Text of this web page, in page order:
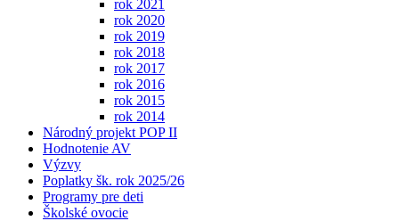
rok 2021
rok 2020
rok 2019
rok 2018
rok 2017
rok 2016
rok 2015
rok 2014
Národný projekt POP II
Hodnotenie AV
Výzvy
Poplatky šk. rok 2025/26
Programy pre deti
Školské ovocie